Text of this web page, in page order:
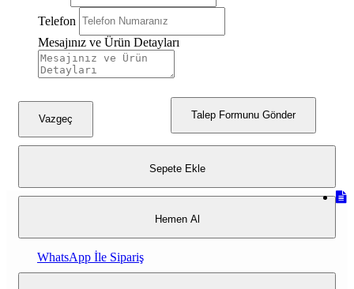
Telefon
Mesajınız ve Ürün Detayları
Talep Formunu Gönder
Vazgeç
Sepete Ekle
Hemen Al
WhatsApp İle Sipariş